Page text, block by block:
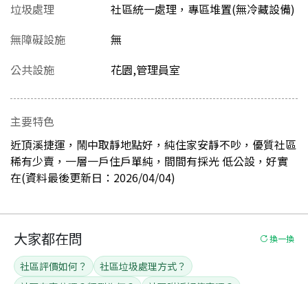
垃圾處理
社區統一處理，專區堆置(無冷藏設備)
無障礙設施
無
公共設施
花園,管理員室
主要特色
近頂溪捷運，鬧中取靜地點好，純住家安靜不吵，優質社區
稀有少賣，一層一戶住戶單純，間間有採光 低公設，好實
在(資料最後更新日：2026/04/04)
大家都在問 換一換
社區評價如何？
社區垃圾處理方式？